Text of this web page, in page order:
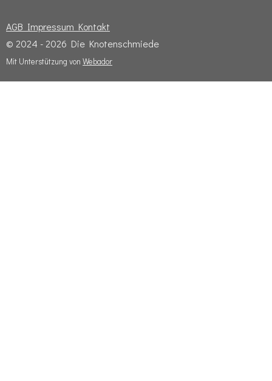
AGB Impressum Kontakt
© 2024 - 2026 Die Knotenschmiede
Mit Unterstützung von Webador